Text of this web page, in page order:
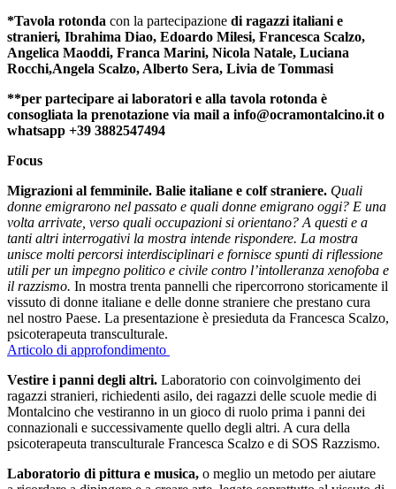
*Tavola rotonda con la partecipazione di ragazzi italiani e
stranieri, Ibrahima Diao, Edoardo Milesi, Francesca Scalzo,
Angelica Maoddi, Franca Marini, Nicola Natale, Luciana
Rocchi,Angela Scalzo, Alberto Sera, Livia de Tommasi
**per partecipare ai laboratori e alla tavola rotonda è
consogliata la prenotazione via mail a info@ocramontalcino.it o
whatsapp +39 3882547494
Focus
Migrazioni al femminile. Balie italiane e colf straniere. Quali
donne emigrarono nel passato e quali donne emigrano oggi? E una
volta arrivate, verso quali occupazioni si orientano? A questi e a
tanti altri interrogativi la mostra intende rispondere. La mostra
unisce molti percorsi interdisciplinari e fornisce spunti di riflessione
utili per un impegno politico e civile contro l’intolleranza xenofoba e
il razzismo. In mostra trenta pannelli che ripercorrono storicamente il
vissuto di donne italiane e delle donne straniere che prestano cura
nel nostro Paese. La presentazione è presieduta da Francesca Scalzo,
psicoterapeuta transculturale.
Articolo di approfondimento
Vestire i panni degli altri. Laboratorio con coinvolgimento dei
ragazzi stranieri, richiedenti asilo, dei ragazzi delle scuole medie di
Montalcino che vestiranno in un gioco di ruolo prima i panni dei
connazionali e successivamente quello degli altri. A cura della
psicoterapeuta transculturale Francesca Scalzo e di SOS Razzismo.
Laboratorio di pittura e musica, o meglio un metodo per aiutare